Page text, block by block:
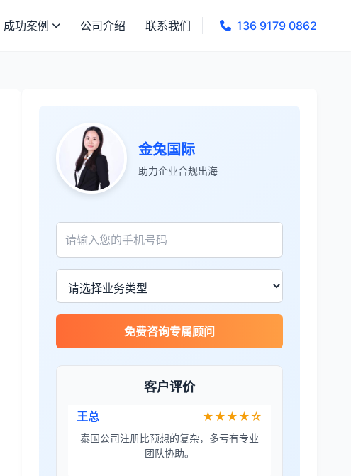
成功案例 公司介绍 联系我们 136 9179 0862
金兔国际
助力企业合规出海
免费咨询专属顾问
客户评价
张先生
服务专业高效，一周就完成了泰国公司注
James Wilson ★★★★★
金兔国际帮我们完成了泰国建厂的所有法
王总 ★★★★☆
泰国公司注册比预想的复杂，多亏有专业
团队协助。